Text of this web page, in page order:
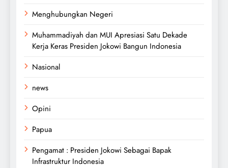
Menghubungkan Negeri
Muhammadiyah dan MUI Apresiasi Satu Dekade
Kerja Keras Presiden Jokowi Bangun Indonesia
Nasional
news
Opini
Papua
Pengamat : Presiden Jokowi Sebagai Bapak
Infrastruktur Indonesia